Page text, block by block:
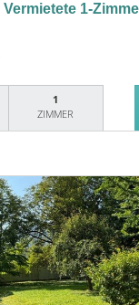
Vermietete 1-
1
ZIMMER